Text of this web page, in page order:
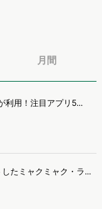
月間
利用！注目アプリ5...
たミャクミャク・ラ...